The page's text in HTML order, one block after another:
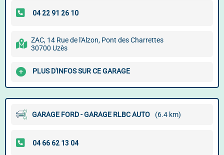
ZAC, 14 Rue de l'Alzon, Pont des Charrettes
30700 Uzès
PLUS D'INFOS SUR CE GARAGE
GARAGE FORD - GARAGE RLBC AUTO (6.4 km)